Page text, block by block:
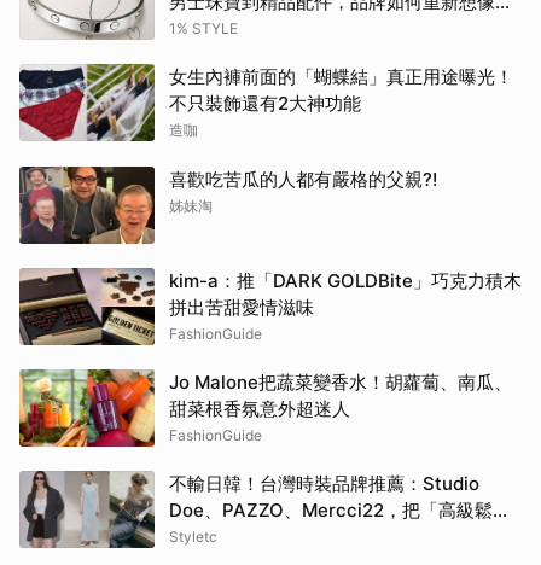
代男性？
1% STYLE
女生內褲前面的「蝴蝶結」真正用途曝光！
不只裝飾還有2大神功能
造咖
喜歡吃苦瓜的人都有嚴格的父親?!
姊妹淘
kim-a：推「DARK GOLDBite」巧克力積木
拼出苦甜愛情滋味
FashionGuide
Jo Malone把蔬菜變香水！胡蘿蔔、南瓜、
甜菜根香氛意外超迷人
FashionGuide
不輸日韓！台灣時裝品牌推薦：Studio
Doe、PAZZO、Mercci22，把「高級鬆弛
感」穿成日常
Styletc